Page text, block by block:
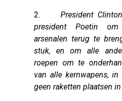
2. President
president Poetin
arsenalen terug te
stuk, en om alle
roepen om te
van alle kernwapens,
geen raketten plaatsen